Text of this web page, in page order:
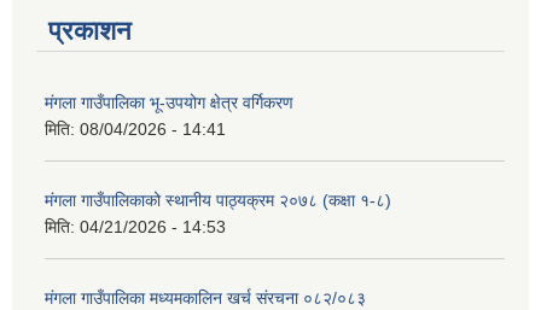
प्रकाशन
मंगला गाउँपालिका भू-उपयोग क्षेत्र वर्गिकरण
मिति: 08/04/2026 - 14:41
मंगला गाउँपालिकाको स्थानीय पाठ्यक्रम २०७८ (कक्षा १-८)
मिति: 04/21/2026 - 14:53
मंगला गाउँपालिका मध्यमकालिन खर्च संरचना ०८२/०८३